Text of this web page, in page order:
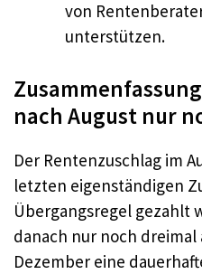
von
unterstützen.
nach August nur
Der Rentenzuschlag im
letzten eigenständigen
Übergangsregel gezahlt
danach nur noch
Dezember eine